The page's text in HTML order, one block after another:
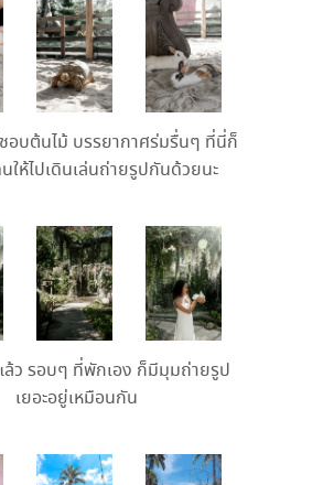
อบต้นไม้ บรรยากาศร่มรื่นๆ ที่นี่ก็
ให้ไปเดินเล่นถ่ายรูปกันด้วยนะ
ว รอบๆ ที่พักเอง ก็มีมุมถ่ายรูป
เยอะอยู่เหมือนกัน